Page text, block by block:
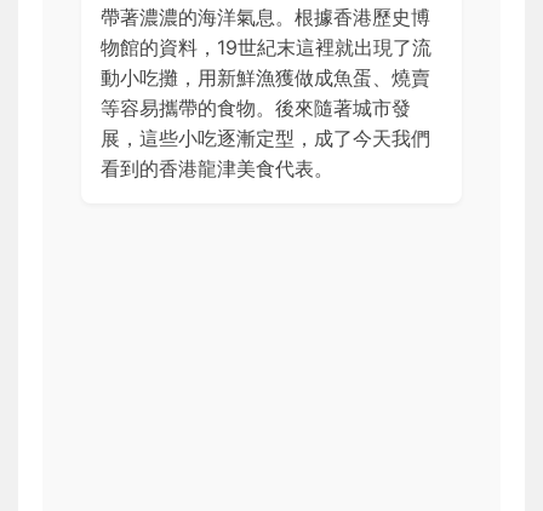
帶著濃濃的海洋氣息。根據香港歷史博
物館的資料，19世紀末這裡就出現了流
動小吃攤，用新鮮漁獲做成魚蛋、燒賣
等容易攜帶的食物。後來隨著城市發
展，這些小吃逐漸定型，成了今天我們
看到的香港龍津美食代表。